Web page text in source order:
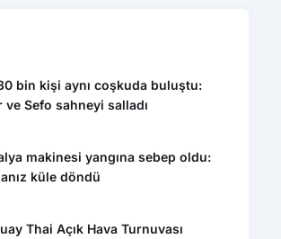
bin kişi aynı coşkuda buluştu:
ve Sefo sahneyi salladı
makinesi yangına sebep oldu:
küle döndü
Thai Açık Hava Turnuvası